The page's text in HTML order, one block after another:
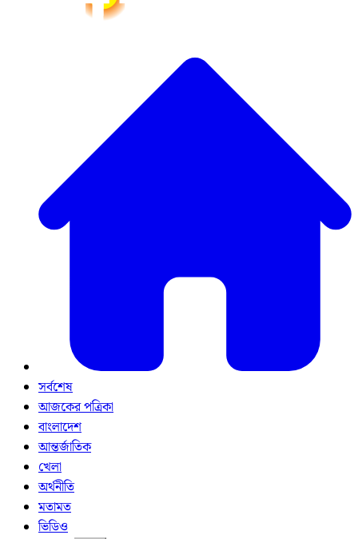
সর্বশেষ
আজকের পত্রিকা
বাংলাদেশ
আন্তর্জাতিক
খেলা
অর্থনীতি
মতামত
ভিডিও